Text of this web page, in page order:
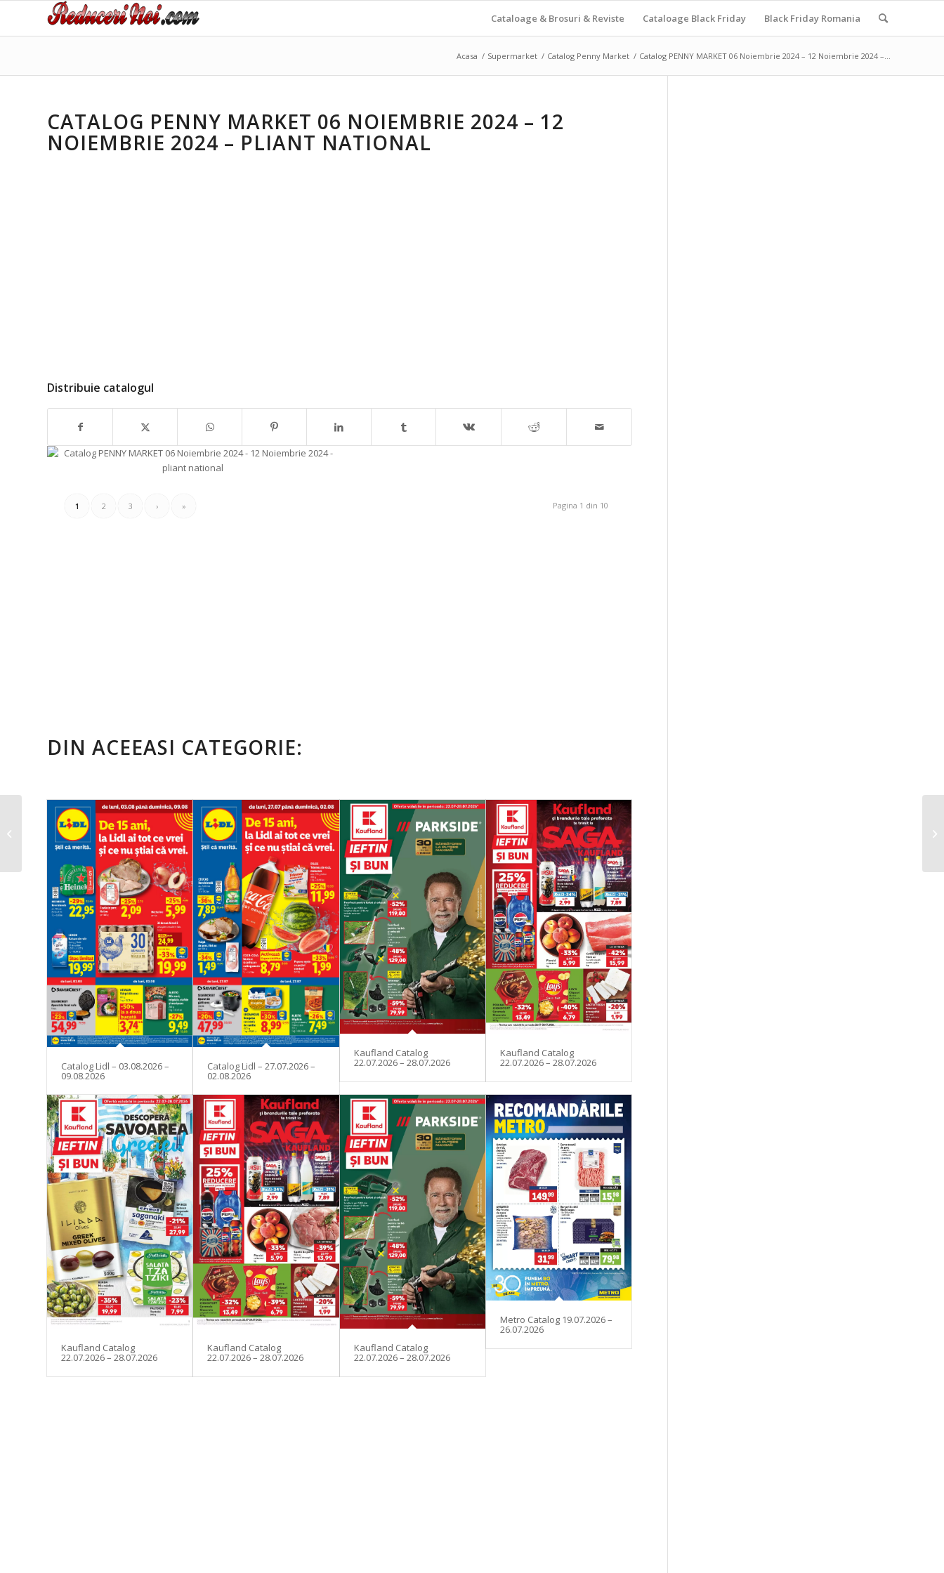
Cataloage & Brosuri & Reviste Cataloage Black Friday Black Friday Romania
Acasa / Supermarket / Catalog Penny Market / Catalog PENNY MARKET 06 Noiembrie 2024 – 12 Noiembrie 2024 –...
CATALOG PENNY MARKET 06 NOIEMBRIE 2024 – 12
NOIEMBRIE 2024 – PLIANT NATIONAL
Distribuie catalogul
Pagina 1 din 10
1 2 3 › »
DIN ACEEASI CATEGORIE:
Catalog Lidl – 03.08.2026 –
09.08.2026
Catalog Lidl – 27.07.2026 –
02.08.2026
Kaufland Catalog
22.07.2026 – 28.07.2026
Kaufland Catalog
22.07.2026 – 28.07.2026
Kaufland Catalog
22.07.2026 – 28.07.2026
Kaufland Catalog
22.07.2026 – 28.07.2026
Kaufland Catalog
22.07.2026 – 28.07.2026
Metro Catalog 19.07.2026 –
26.07.2026
Catalog ALTEX Black
Friday – 30 Octombrie
2024 – 20 Noiembrie 2...